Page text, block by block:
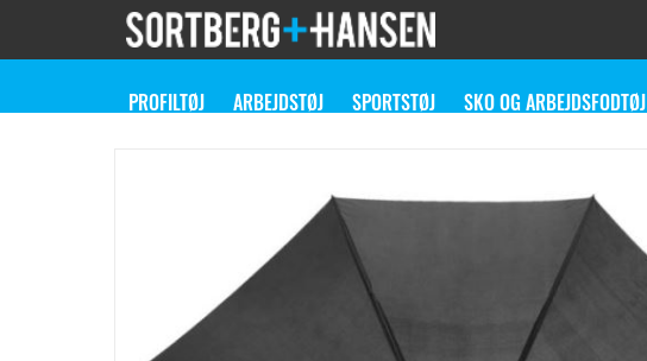
PROFILTØJ ARBEJDSTØJ SPORTSTØJ SKO OG ARBEJDSFODTØJ